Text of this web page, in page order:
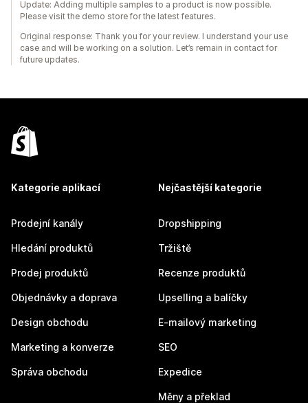
Update: Adding multiple samples to a product is now possible.
Please visit the demo store for the latest features.
Original response: Thank you for your review. I understand your use
case and will be working on a solution. Let’s remain in contact for
future updates.
Kategorie aplikací
Prodejní kanály
Hledání produktů
Prodej produktů
Objednávky a doprava
Design obchodu
Marketing a konverze
Správa obchodu
Nejčastější kategorie
Dropshipping
Tržiště
Recenze produktů
Upselling a balíčky
E-mailový marketing
SEO
Expedice
Měny a překlad